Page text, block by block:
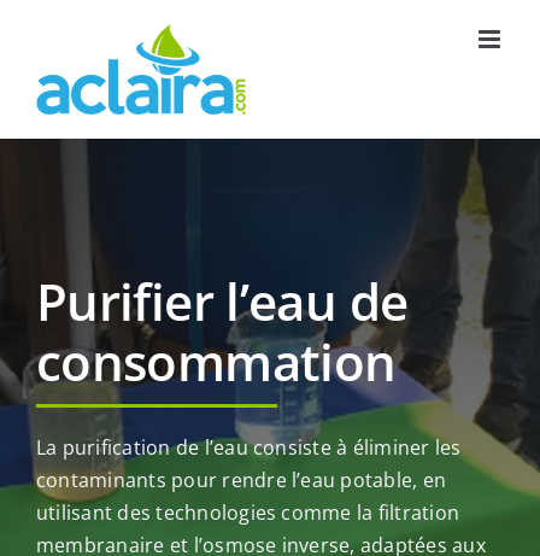
contenu
Purifier l’eau de
consommation
La purification de l’eau consiste à éliminer les
contaminants pour rendre l’eau potable, en
utilisant des technologies comme la filtration
membranaire et l’osmose inverse, adaptées aux